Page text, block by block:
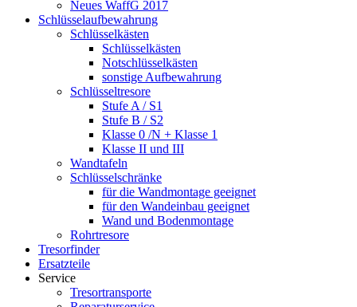
Neues WaffG 2017
Schlüsselaufbewahrung
Schlüsselkästen
Schlüsselkästen
Notschlüsselkästen
sonstige Aufbewahrung
Schlüsseltresore
Stufe A / S1
Stufe B / S2
Klasse 0 /N + Klasse 1
Klasse II und III
Wandtafeln
Schlüsselschränke
für die Wandmontage geeignet
für den Wandeinbau geeignet
Wand und Bodenmontage
Rohrtresore
Tresorfinder
Ersatzteile
Service
Tresortransporte